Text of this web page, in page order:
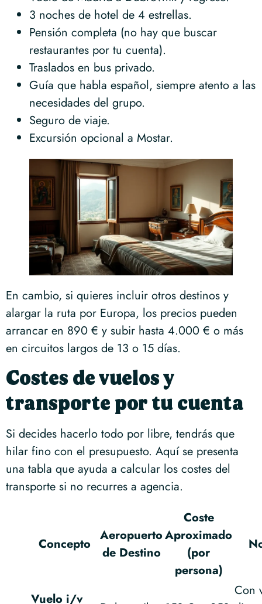
3 noches de hotel de 4 estrellas.
Pensión completa (no hay que buscar
restaurantes por tu cuenta).
Traslados en bus privado.
Guía que habla español, siempre atento a las
necesidades del grupo.
Seguro de viaje.
Excursión opcional a Mostar.
En cambio, si quieres incluir otros destinos y
alargar la ruta por Europa, los precios pueden
arrancar en 890 € y subir hasta 4.000 € o más
en circuitos largos de 13 o 15 días.
Costes de vuelos y
transporte por tu cuenta
Si decides hacerlo todo por libre, tendrás que
hilar fino con el presupuesto. Aquí se presenta
una tabla que ayuda a calcular los costes del
transporte si no recurres a agencia.
Concepto
Aeropuerto
de Destino
Coste
Aproximado
(por
persona)
Vuelo i/v
Con